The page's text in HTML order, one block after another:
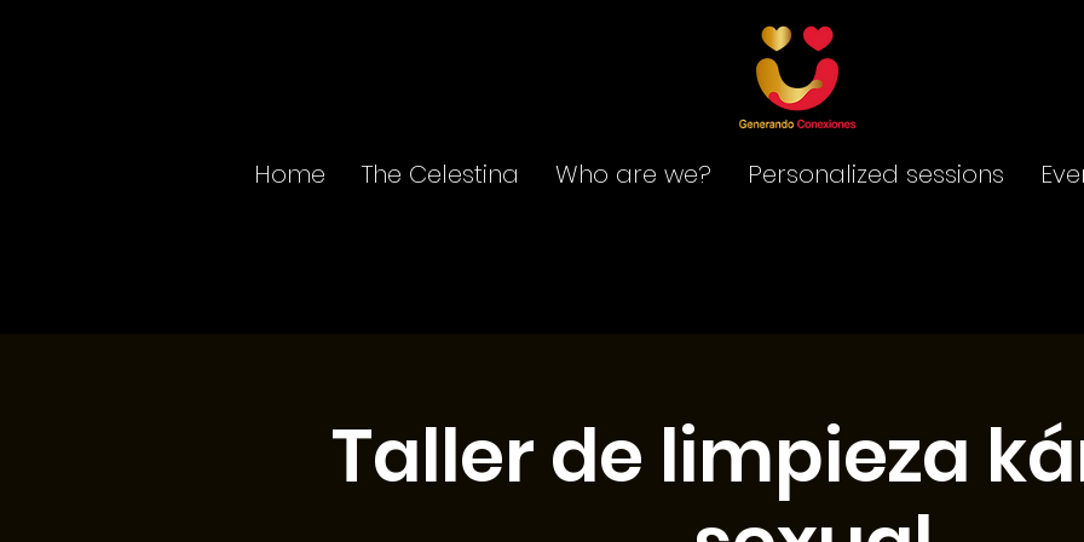
Home The Celestina Who are we? Personalized sessions
Taller de limpieza